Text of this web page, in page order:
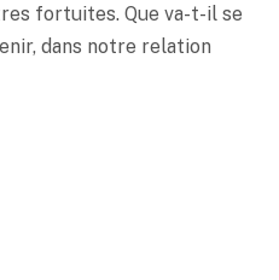
fortuites. Que va-t-il se
dans notre relation